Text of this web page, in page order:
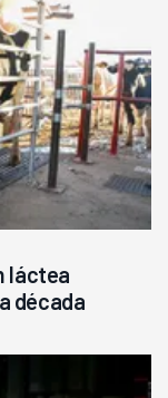
láctea
década